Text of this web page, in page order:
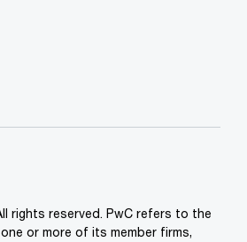
rights reserved. PwC refers to the
or more of its member firms,